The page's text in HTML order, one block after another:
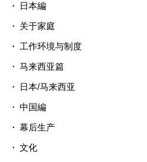
日本編
关于家庭
工作环境与制度
马来西亚篇
日本/马来西亚
中国編
幕后生产
文化